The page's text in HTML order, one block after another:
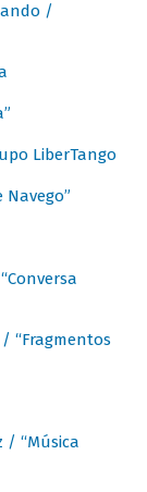
/
LiberTango
“Fragmentos
/ “Música